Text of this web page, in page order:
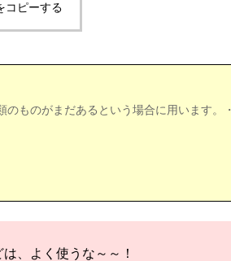
コピーする
ものがまだあるという場合に用います。・
、よく使うな～～！